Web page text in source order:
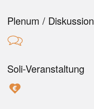
Plenum / Diskussion
Soli-Veranstaltung